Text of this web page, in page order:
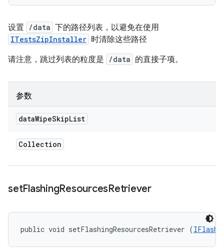
设置 /data 下的路径列表，以避免在使用
ITestsZipInstaller 时清除这些路径
请注意，跳过列表的粒度是
/data 的直接子项。
参数
dataWipeSkipList
Collection
setFlashingResourcesRetriever
public void setFlashingResourcesRetriever (